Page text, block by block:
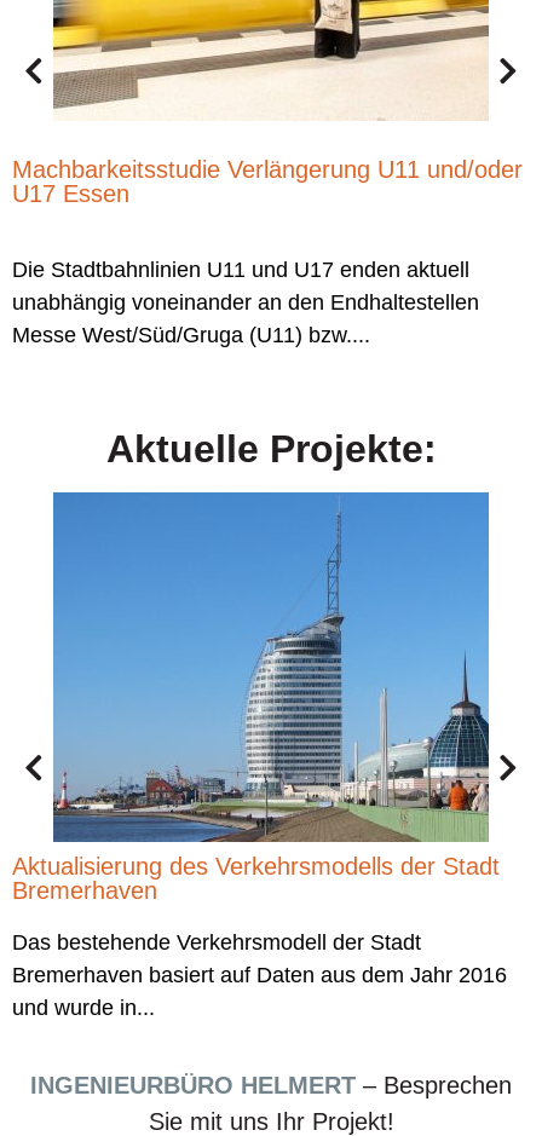
Machbarkeitsstudie Verlängerung U11 und/oder
U17 Essen
Die Stadtbahnlinien U11 und U17 enden aktuell
unabhängig voneinander an den Endhaltestellen
Messe West/Süd/Gruga (U11) bzw....
Aktuelle Projekte:
Aktualisierung des Verkehrsmodells der Stadt
Bremerhaven
Das bestehende Verkehrsmodell der Stadt
Bremerhaven basiert auf Daten aus dem Jahr 2016
und wurde in...
INGENIEURBÜRO HELMERT – Besprechen
Sie mit uns Ihr Projekt!